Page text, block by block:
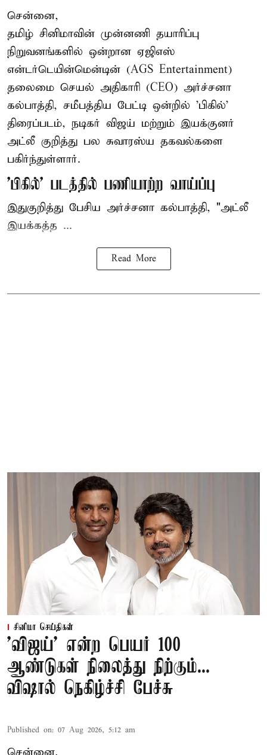
சென்னை,
தமிழ் சினிமாவின் முன்னணி தயாரிப்பு
நிறுவனங்களில் ஒன்றான ஏஜிஎஸ்
என்டர்டெயின்மென்டின் (AGS Entertainment)
தலைமை செயல் அதிகாரி (CEO) அர்ச்சனா
கல்பாத்தி, சமீபத்திய பேட்டி ஒன்றில் 'பிகில்'
திரைப்படம், நடிகர் விஜய் மற்றும் இயக்குனர்
அட்லீ குறித்து பல சுவாரஸ்ய தகவல்களை
பகிர்ந்துள்ளார்.
'பிகில்' படத்தில் பணியாற்ற வாய்ப்பு
இதுகுறித்து பேசிய அர்ச்சனா கல்பாத்தி, "அட்லீ
இயக்கத்த ...
Read More
சினிமா செய்திகள்
'விஜய்' என்ற பெயர் 100
ஆண்டுகள் நிலைத்து நிற்கும்...
விஷால் நெகிழ்ச்சி பேச்சு
Published on: 07 Aug 2026, 5:12 am
சென்னை,